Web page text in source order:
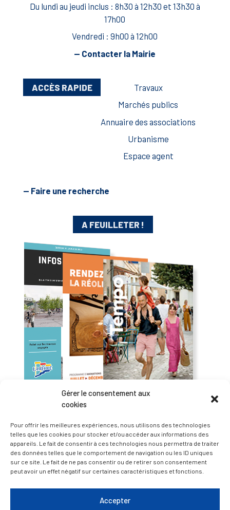
Gérer le consentement aux
cookies
Pour offrir les meilleures expériences, nous utilisons des technologies
telles que les cookies pour stocker et/ou accéder aux informations des
appareils. Le fait de consentir à ces technologies nous permettra de traiter
des données telles que le comportement de navigation ou les ID uniques
sur ce site. Le fait de ne pas consentir ou de retirer son consentement
peut avoir un effet négatif sur certaines caractéristiques et fonctions.
Accepter
Du lundi au jeudi inclus : 8h30 à 12h30 et 13h30 à
17h00
Vendredi : 9h00 à 12h00
— Contacter la Mairie
ACCÈS RAPIDE
Travaux
Marchés publics
Annuaire des associations
Urbanisme
Espace agent
— Faire une recherche
A FEUILLETER !
— Accéder au kiosque
D’ART ET D’HISTOIRE